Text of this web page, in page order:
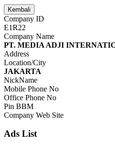
Company ID
E1R22
Company Name
PT. MEDIA ADJI
Address
Location/City
JAKARTA
NickName
Mobile Phone No
Office Phone No
Pin BBM
Company Web Site
Ads List